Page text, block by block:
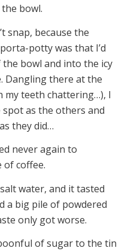
bowl.
snap, because the
potty was that I’d
bowl and into the icy
Dangling there at the
my teeth chattering…), I
as the others and
they did…
never again to
coffee.
water, and it tasted
a big pile of powdered
only got worse.
of sugar to the tin